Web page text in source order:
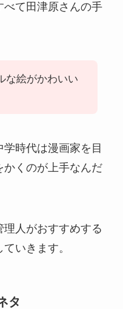
べて田津原さんの手
な絵がかわいい
時代は漫画家を目
くのが上手なんだ
人がおすすめする
いきます。
タ